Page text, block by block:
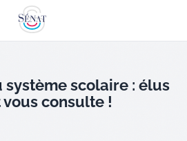
scolaire : élus
consulte !